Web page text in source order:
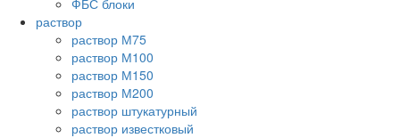
ФБС блоки
раствор
раствор М75
раствор М100
раствор М150
раствор М200
раствор штукатурный
раствор известковый